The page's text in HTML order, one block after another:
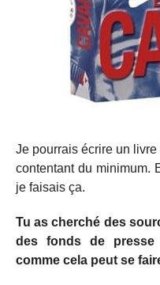
Je pourrais écrire un
contentant du minimum.
je faisais ça.
Tu as cherché des
des fonds de
comme cela peut se